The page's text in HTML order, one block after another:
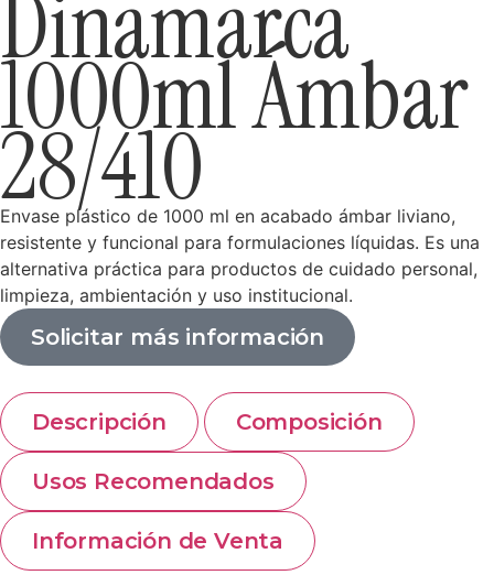
Dinamarca
1000ml Ámbar
28/410
Envase plástico de 1000 ml en acabado ámbar liviano,
resistente y funcional para formulaciones líquidas. Es una
alternativa práctica para productos de cuidado personal,
limpieza, ambientación y uso institucional.
Solicitar más información
Descripción Composición
Usos Recomendados
Información de Venta